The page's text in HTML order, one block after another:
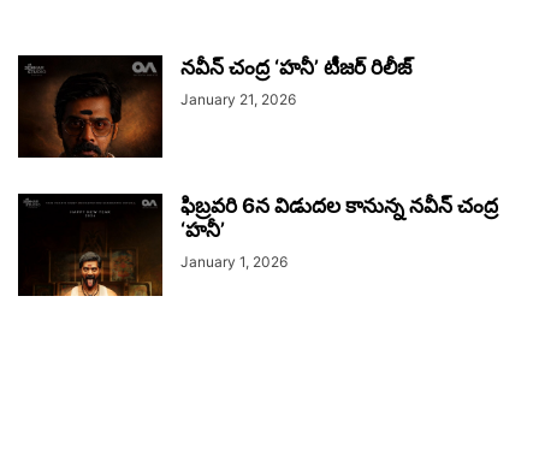
నవీన్ చంద్ర ‘హనీ’ టీజర్ రిలీజ్
January 21, 2026
ఫిబ్రవరి 6న విడుదల కానున్న నవీన్ చంద్ర
‘హనీ’
January 1, 2026